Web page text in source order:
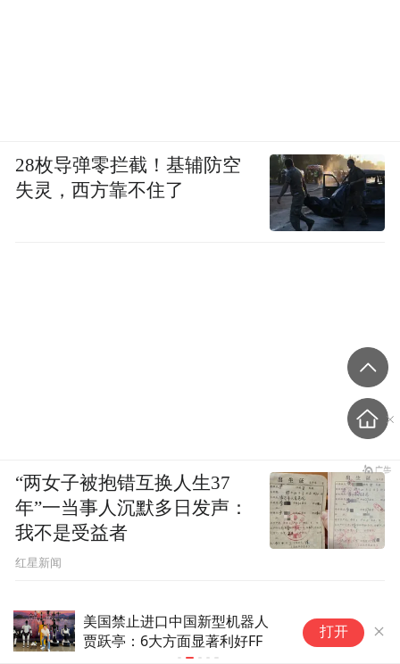
美国禁止进口中国新型机器人
贾跃亭：6大方面显著利好FF
从"打卡式
外浪潮下的
打开
28枚导弹零拦截！基辅防空
失灵，西方靠不住了
“两女子被抱错互换人生37
年”一当事人沉默多日发声：
我不是受益者
红星新闻